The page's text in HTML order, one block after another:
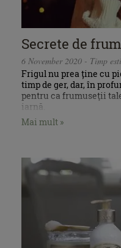
Secrete de
6 November 2020 - Timp
Frigul nu prea ține cu
timp de ger, dar, în
pentru ca frumuseţii
iarnă.
Mai mult »